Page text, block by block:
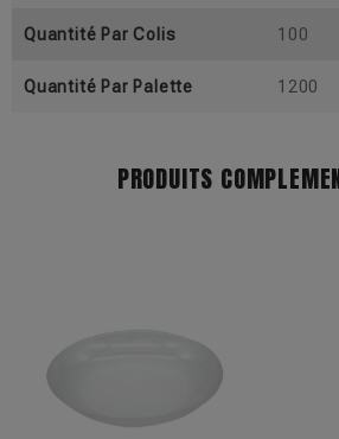
Quantité Par Colis 100
Quantité Par Palette 1200
PRODUITS